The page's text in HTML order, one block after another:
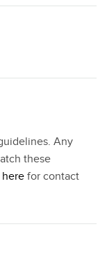
Any
these
here for contact